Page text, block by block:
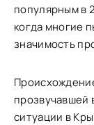
популярным в
когда многие
значимость
прозвучавшей
ситуации в